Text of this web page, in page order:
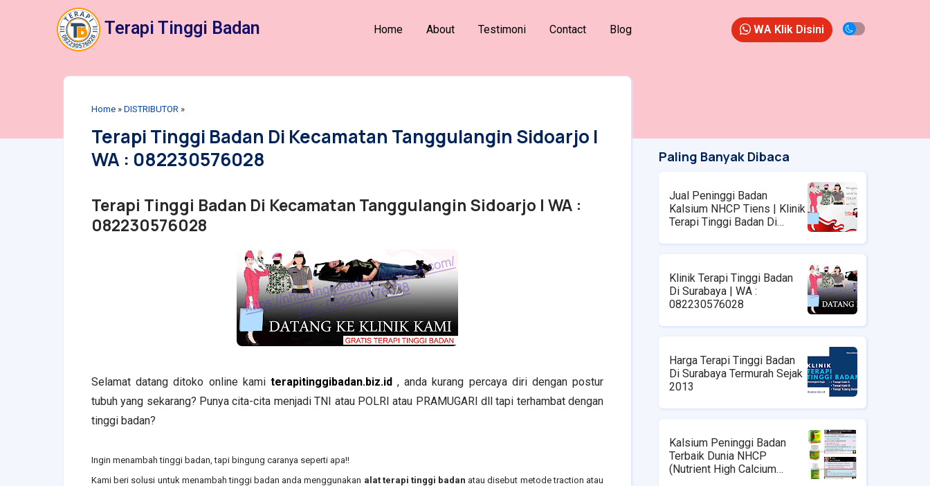
Terapi Tinggi Badan Home About Testimoni Contact Blog WA Klik Disini
Home » DISTRIBUTOR »
Terapi Tinggi Badan Di Kecamatan Tanggulangin Sidoarjo |
WA : 082230576028
Terapi Tinggi Badan Di Kecamatan Tanggulangin Sidoarjo | WA :
082230576028
Selamat datang ditoko online kami terapitinggibadan.biz.id, anda kurang percaya diri dengan postur
tubuh yang sekarang? Punya cita-cita menjadi TNI atau POLRI atau PRAMUGARI dll tapi terhambat dengan
tinggi badan?
Ingin menambah tinggi badan, tapi bingung caranya seperti apa!!
Kami beri solusi untuk menambah tinggi badan anda menggunakan alat terapi tinggi badan atau disebut metode traction atau
Paling Banyak Dibaca
Jual Peninggi Badan
Kalsium NHCP Tiens | Klinik
Terapi Tinggi Badan Di
08223576028
Klinik Terapi Tinggi Badan
Di Surabaya | WA :
082230576028
Harga Terapi Tinggi Badan
Di Surabaya Termurah Sejak
2013
Kalsium Peninggi Badan
Terbaik Dunia NHCP
(Nutrient High Calcium